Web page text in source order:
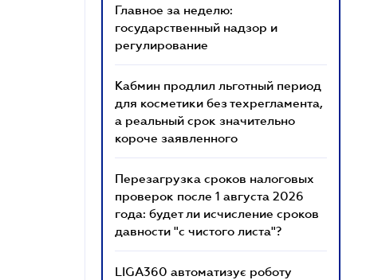
Главное за неделю:
государственный надзор и
регулирование
Кабмин продлил льготный период
для косметики без техрегламента,
а реальный срок значительно
короче заявленного
Перезагрузка сроков налоговых
проверок после 1 августа 2026
года: будет ли исчисление сроков
давности "с чистого листа"?
LIGA360 автоматизує роботу